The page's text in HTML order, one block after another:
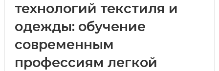
технологий текстиля и
одежды: обучение
современным
профессиям легкой